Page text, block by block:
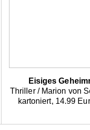
Eisiges
Thriller / Marion von
kartoniert, 14.99